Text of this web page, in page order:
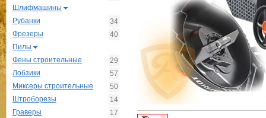
Шлифмашины
Рубанки
34
Фрезеры
40
Пилы
Фены строительные
29
Лобзики
57
Миксеры строительные
50
Штроборезы
14
Граверы
17